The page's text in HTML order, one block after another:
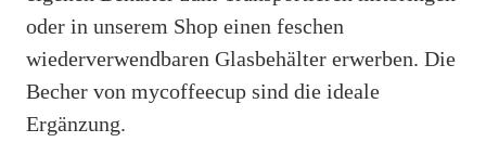
oder in unserem Shop einen feschen
wiederverwendbaren Glasbehälter erwerben. Die
Becher von mycoffeecup sind die ideale
Ergänzung.